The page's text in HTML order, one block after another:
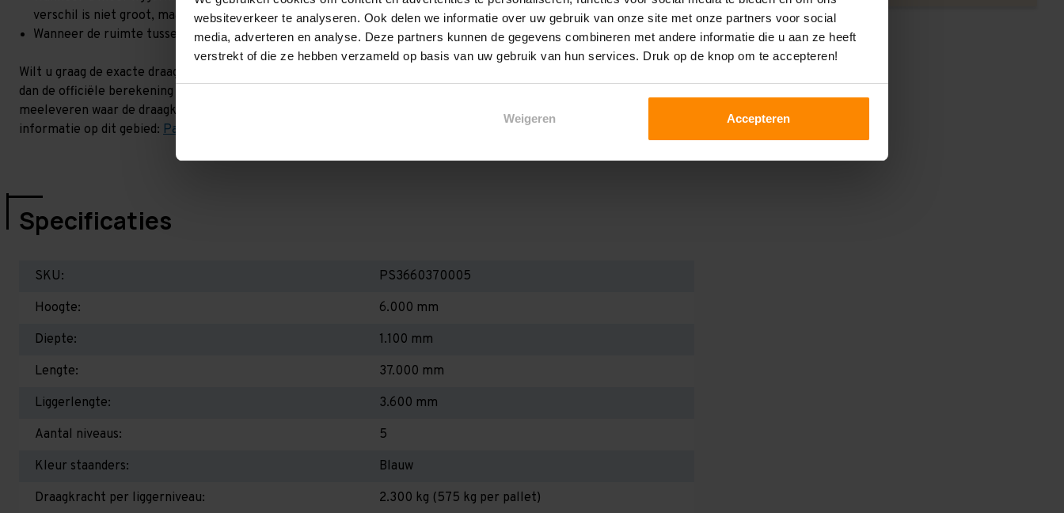
websiteverkeer te analyseren. Ook delen we informatie over uw gebruik van onze site met onze partners voor social
media, adverteren en analyse. Deze partners kunnen de gegevens combineren met andere informatie die u aan ze heeft
verstrekt of die ze hebben verzameld op basis van uw gebruik van hun services. Druk op de knop om te accepteren!
Weigeren Accepteren
verschil is niet groot, maar wel het beste om dit te laten berekenen!
Wanneer de ruimte tussen de liggerniveaus kleiner is dan 2,25 meter, valt de draagkracht juist iets hoger uit.
Wilt u graag de exacte draagkracht weten in uw situatie? Dan dient u even contact met ons op te nemen. Wij voeren
dan de officiële berekening uit. Dit doen we gratis en voor niets. Wij kunnen ook belastingbordjes of stickers
meeleveren waar de draagkracht van uw situatie op beschreven staat! Kortom, bij twijfel contact opnemen! Meer
informatie op dit gebied: Palletstellingen - Belangrijk om te weten!
Specificaties
SKU:
PS3660370005
Hoogte:
6.000 mm
Diepte:
1.100 mm
Lengte:
37.000 mm
Liggerlengte:
3.600 mm
Aantal niveaus:
5
Kleur staanders:
Blauw
Draagkracht per liggerniveau:
2.300 kg (575 kg per pallet)